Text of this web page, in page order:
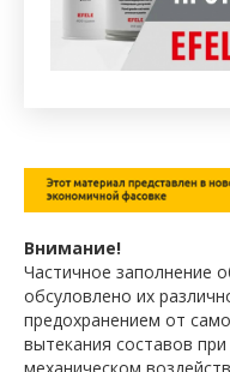
Внимание!
Частичное заполнение
обсуловлено их
предохранением от
вытекания составов
механическом